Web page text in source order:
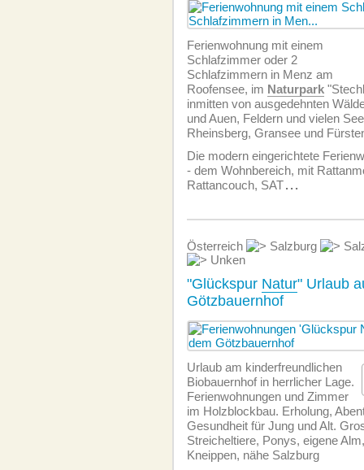
Ferien­wohnung mit einem
Schlafzimmer oder 2
Schlafzimmern in Menz am
Roofensee, im Naturpark
inmitten von ausgedehnten
und Auen, Feldern und vielen
Rheinsberg, Gransee und
Die modern eingerichtete
- dem Wohnbereich, mit
Rattancouch, SAT...
Österreich Salzburg
Unken
"Glückspur Natur" Urlaub
Götzbauernhof
Urlaub am kinderfreundlichen
Biobauernhof in herrlicher Lage.
Ferien­wohnungen und Zimmer
im Holzblockbau. Erholung,
Gesundheit für Jung und Alt.
Streicheltiere, Ponys, eigene
Kneippen, nähe Salzburg